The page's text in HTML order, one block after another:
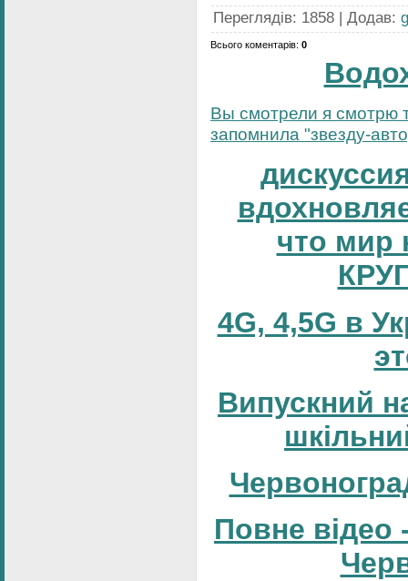
Переглядів: 1858 | Додав:
Всього коментарів: 0
Вы смотрели я смотрю
запомнила "звезду-
что мир
4G, 4,5G в
Випускний
Повне відео